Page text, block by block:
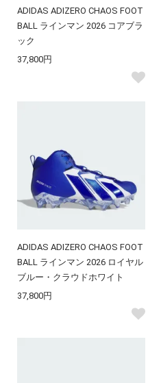
ADIDAS ADIZERO CHAOS FOOT
BALL ラインマン 2026 コアブラ
ック
37,800円
ADIDAS ADIZERO CHAOS FOOT
BALL ラインマン 2026 ロイヤル
ブルー・クラウドホワイト
37,800円